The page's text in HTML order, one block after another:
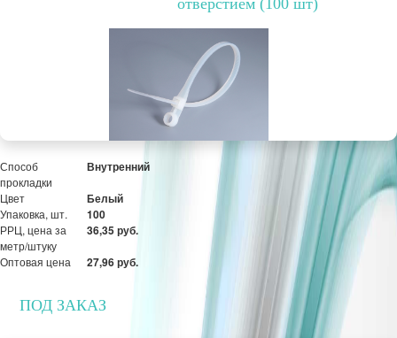
27,63 руб.
отверстием (100 шт)
Способ
прокладки
Внутренний
Цвет Белый
Упаковка, шт. 100
РРЦ, цена за
метр/штуку
36,35 руб.
Оптовая цена 27,96 руб.
ПОД ЗАКАЗ